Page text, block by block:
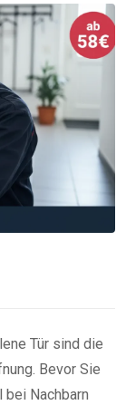
Tür sind die
Bevor Sie
bei Nachbarn